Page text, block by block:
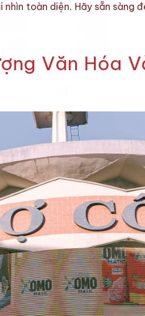
toàn diện. Hãy sẵn sàng
Văn Hóa